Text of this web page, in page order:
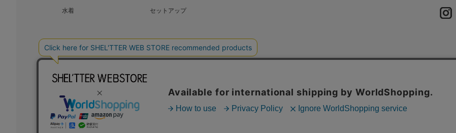
水着
セットアップ
BAROQUE JAPAN LIMITED SHEL’TTER GREEN 採用情報
COPYRIGHT © BAROQUE JAPAN LIMITED ALL RIGHTS RESERVED.